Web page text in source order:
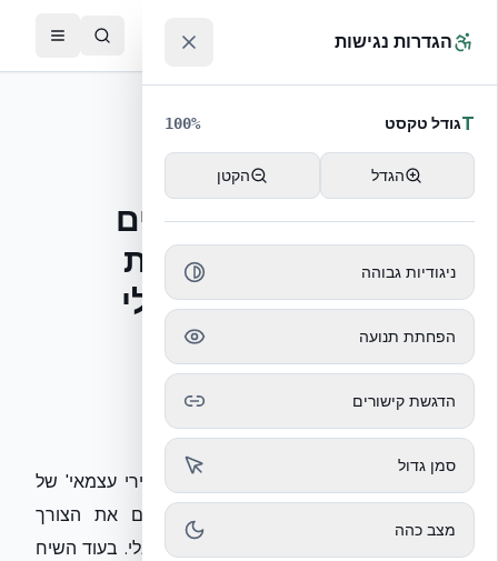
חזרה לחדר העיתונות
17/03/2026
פיץ׳: ביטחון מול איומים
אסטרטגיים: טכנולוגיית
המיגון שמשנה את כללי
המשחק
הורד כ-DOCX
שלום רב, הדיווחים האחרונים על הנחיות 'ירי עצמאי' של
משמרות המהפכה במצבי מצור מדגישים את הצורך
הקריטי בחוסן מבני יוצא דופן בעורף הישראלי. בעוד השיח
הגדרות נגישות
Tגודל טקסט 100%
הגדל הקטן
ניגודיות גבוהה
הפחתת תנועה
הדגשת קישורים
סמן גדול
מצב כהה